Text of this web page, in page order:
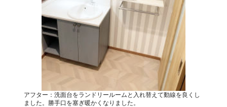
アフター：洗面台をランドリールームと入れ替えて動線を良くし
ました。勝手口を塞ぎ暖かくなりました。